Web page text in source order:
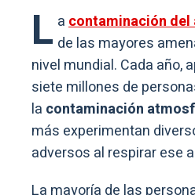
L acontaminación del
de las mayores
nivel mundial. Cada año,
siete millones de
la contaminación
más experimentan
adversos al respirar ese
La mayoría de las